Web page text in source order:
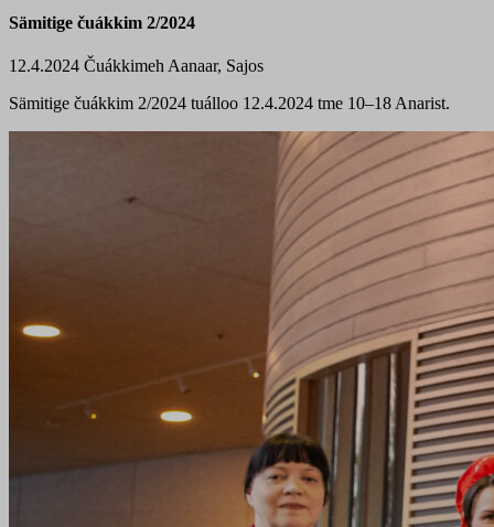
Sämitige čuákkim 2/2024
12.4.2024 Čuákkimeh Aanaar, Sajos
Sämitige čuákkim 2/2024 tuálloo 12.4.2024 tme 10–18 Anarist.